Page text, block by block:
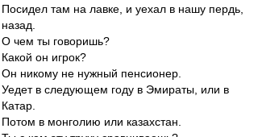
Посидел там на лавке, и уехал в нашу пердь,
назад.
О чем ты говоришь?
Какой он игрок?
Он никому не нужный пенсионер.
Уедет в следующем году в Эмираты, или в
Катар.
Потом в монголию или казахстан.